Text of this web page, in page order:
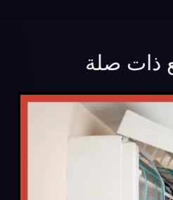
ذات صلة